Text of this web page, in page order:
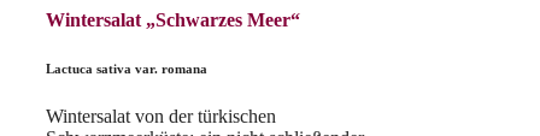
Wintersalat „Schwarzes Meer“
Lactuca sativa var. romana
Wintersalat von der türkischen